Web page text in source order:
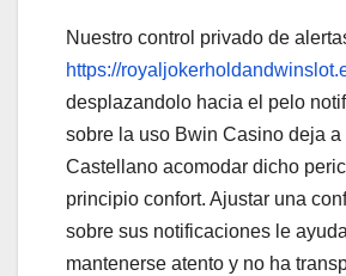
Nuestro control privado de
https://
desplazandolo hacia el pelo
sobre la uso Bwin Casino deja
Castellano acomodar dicho
principio confort. Ajustar una
sobre sus notificaciones le
mantenerse atento y no ha